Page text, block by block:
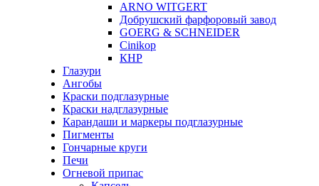
ARNO WITGERT
Добрушский фарфоровый завод
GOERG & SCHNEIDER
Cinikop
КНР
Глазури
Ангобы
Краски подглазурные
Краски надглазурные
Карандаши и маркеры подглазурные
Пигменты
Гончарные круги
Печи
Огневой припас